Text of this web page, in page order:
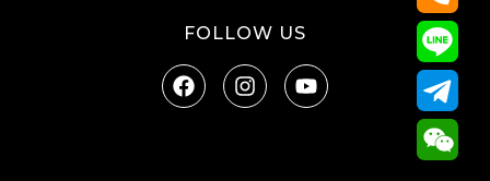
FOLLOW US